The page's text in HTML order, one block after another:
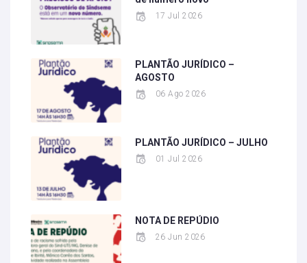
17 Jul 2026
PLANTÃO JURÍDICO –
AGOSTO
06 Ago 2026
PLANTÃO JURÍDICO – JULHO
01 Jul 2026
NOTA DE REPÚDIO
26 Jun 2026